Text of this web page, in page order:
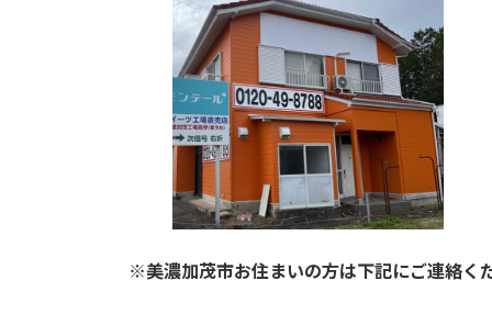
※美濃加茂市お住まいの方は下記にご連絡く